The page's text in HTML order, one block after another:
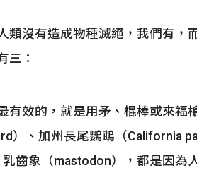
沒有造成物種滅絕，我們有，
三：
有效的，就是用矛、棍棒或來福
）、加州長尾鸚鵡（California
乳齒象（mastodon），都是因